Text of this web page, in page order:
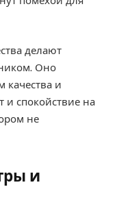
делают
Оно
качества и
и спокойствие на
не
и